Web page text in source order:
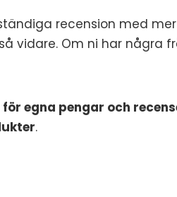
recension med
vidare. Om ni har några
egna pengar och
.